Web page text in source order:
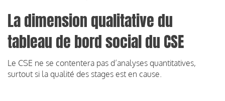
La dimension qualitative du
tableau de bord social du CSE
Le CSE ne se contentera pas d’analyses quantitatives,
surtout si la qualité des stages est en cause.